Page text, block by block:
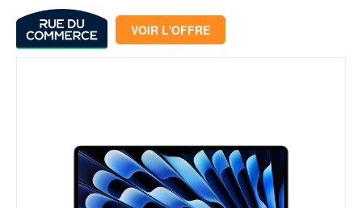
Mini PC
PC Tout-en-un
Boitier PC
Carte graphique
Mémoire Notebook
Clavier & Souris
Ecran PC
VOIR L'OFFRE